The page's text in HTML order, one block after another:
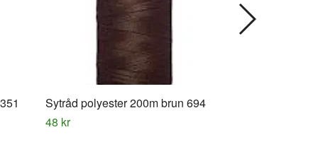
Sytråd polyester 200m brun 694
48 kr